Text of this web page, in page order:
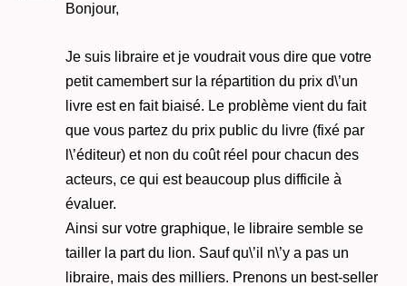
Bonjour,
Je suis libraire et je voudrait vous dire que votre
petit camembert sur la répartition du prix d\’un
livre est en fait biaisé. Le problème vient du fait
que vous partez du prix public du livre (fixé par
l\’éditeur) et non du coût réel pour chacun des
acteurs, ce qui est beaucoup plus difficile à
évaluer.
Ainsi sur votre graphique, le libraire semble se
tailler la part du lion. Sauf qu\’il n\’y a pas un
libraire, mais des milliers. Prenons un best-seller